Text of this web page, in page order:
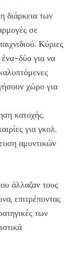
διάρκεια των
σε
Κύριες
ένα-δύο για να
χώρο για
κατοχής.
για γκολ.
αμυντικών
άλλαζαν τους
επιτρέποντας
των